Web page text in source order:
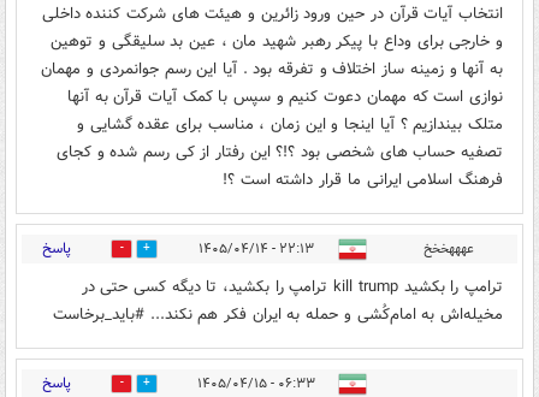
انتخاب آیات قرآن در حین ورود زائرین و هیئت های شرکت کننده داخلی
و خارجی برای وداع با پیکر رهبر شهید مان ، عین بد سلیقگی و توهین
به آنها و زمینه ساز اختلاف و تفرقه بود . آیا این رسم جوانمردی و مهمان
نوازی است که مهمان دعوت کنیم و سپس با کمک آیات قرآن به آنها
متلک بیندازیم ؟ آیا اینجا و این زمان ، مناسب برای عقده گشایی و
تصفیه حساب های شخصی بود ؟!؟ این رفتار از کی رسم شده و کجای
فرهنگ اسلامی ایرانی ما قرار داشته است ؟!
عهههخخخ ۲۲:۱۳ - ۱۴۰۵/۰۴/۱۴ 0 پاسخ
ترامپ را بکشید kill trump ترامپ را بکشید، تا دیگه کسی حتی در
مخیله‌اش به امام‌کُشی و حمله به ایران فکر هم نکند... #باید_برخاست
۰۶:۳۳ - ۱۴۰۵/۰۴/۱۵ 0 پاسخ